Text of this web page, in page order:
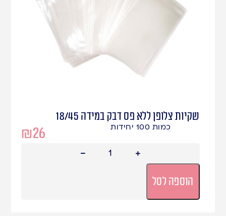
שקיות צלופן ללא פס דבק במידה 18/45
₪26 כמות 100 יחידות
הוספה לסל